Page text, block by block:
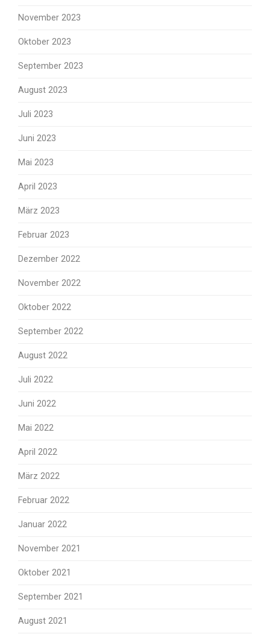
November 2023
Oktober 2023
September 2023
August 2023
Juli 2023
Juni 2023
Mai 2023
April 2023
März 2023
Februar 2023
Dezember 2022
November 2022
Oktober 2022
September 2022
August 2022
Juli 2022
Juni 2022
Mai 2022
April 2022
März 2022
Februar 2022
Januar 2022
November 2021
Oktober 2021
September 2021
August 2021